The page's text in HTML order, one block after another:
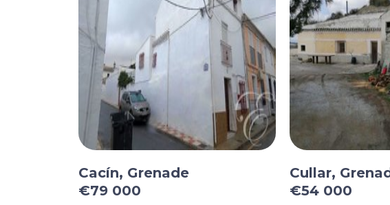
Cacín, Grenade
€79 000
Cullar,
€54 000